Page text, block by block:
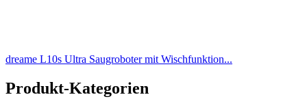
dreame L10s Ultra Saugroboter mit Wischfunktion...
Produkt-Kategorien